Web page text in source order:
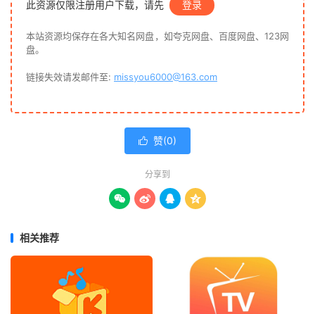
此资源仅限注册用户下载，请先 登录
本站资源均保存在各大知名网盘，如夸克网盘、百度网盘、123网
盘。
链接失效请发邮件至: missyou6000@163.com
 赞(0)
分享到
   
相关推荐